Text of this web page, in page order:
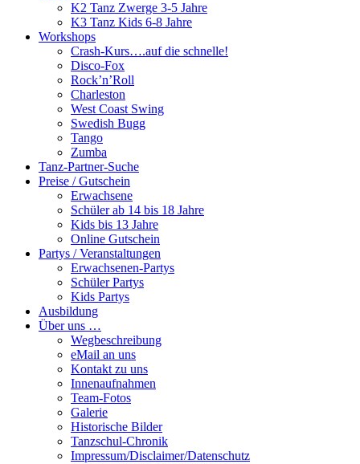
K2 Tanz Zwerge 3-5 Jahre
K3 Tanz Kids 6-8 Jahre
Workshops
Crash-Kurs….auf die schnelle!
Disco-Fox
Rock’n’Roll
Charleston
West Coast Swing
Swedish Bugg
Tango
Zumba
Tanz-Partner-Suche
Preise / Gutschein
Erwachsene
Schüler ab 14 bis 18 Jahre
Kids bis 13 Jahre
Online Gutschein
Partys / Veranstaltungen
Erwachsenen-Partys
Schüler Partys
Kids Partys
Ausbildung
Über uns …
Wegbeschreibung
eMail an uns
Kontakt zu uns
Innenaufnahmen
Team-Fotos
Galerie
Historische Bilder
Tanzschul-Chronik
Impressum/Disclaimer/Datenschutz